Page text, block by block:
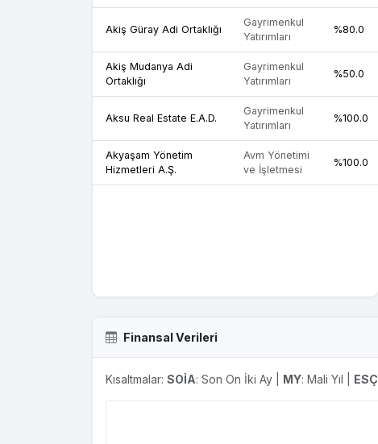
Akiş Güray Adi Ortaklığı
Gayrimenkul
Yatırımları
%80.0
Akiş Mudanya Adi
Ortaklığı
Gayrimenkul
Yatırımları
%50.0
Aksu Real Estate E.A.D.
Gayrimenkul
Yatırımları
%100.0
Akyaşam Yönetim
Hizmetleri A.Ş.
Avm Yönetimi
ve İşletmesi
%100.0
Finansal Verileri
Kısaltmalar: SOİA: Son On İki Ay | MY: Mali Yıl | ESÇ